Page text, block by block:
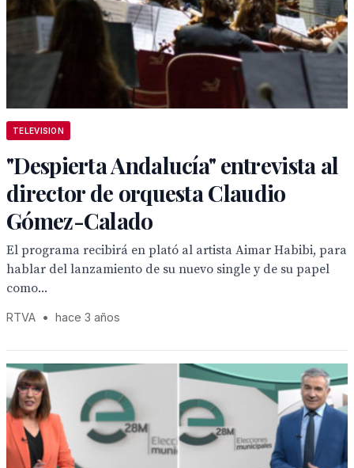
TELEVISION
"Despierta Andalucía" entrevista al
director de orquesta Claudio
Gómez-Calado
El programa recibirá en plató al artista Aimar Habibi, para
hablar del lanzamiento de su nuevo single y de su papel
como...
RTVA • hace 3 años